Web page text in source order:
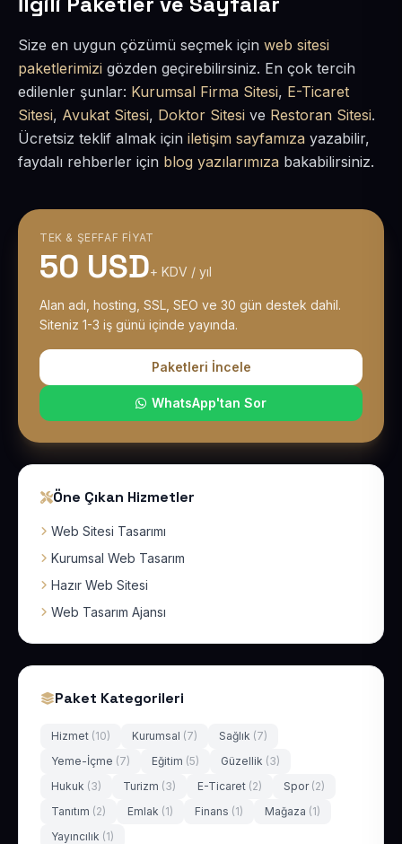
Size en uygun çözümü seçmek için web sitesi
paketlerimizi gözden geçirebilirsiniz. En çok tercih
edilenler şunlar: Kurumsal Firma Sitesi, E-Ticaret
Sitesi, Avukat Sitesi, Doktor Sitesi ve Restoran Sitesi.
Ücretsiz teklif almak için iletişim sayfamıza yazabilir,
faydalı rehberler için blog yazılarımıza bakabilirsiniz.
TEK & ŞEFFAF FIYAT
50 USD+ KDV / yıl
Alan adı, hosting, SSL, SEO ve 30 gün destek dahil.
Siteniz 1-3 iş günü içinde yayında.
Paketleri İncele
WhatsApp'tan Sor
Öne Çıkan Hizmetler
Web Sitesi Tasarımı
Kurumsal Web Tasarım
Hazır Web Sitesi
Web Tasarım Ajansı
Paket Kategorileri
Hizmet (10) Kurumsal (7) Sağlık (7)
Yeme-İçme (7) Eğitim (5) Güzellik (3)
Hukuk (3) Turizm (3) E-Ticaret (2) Spor (2)
Tanıtım (2) Emlak (1) Finans (1) Mağaza (1)
Yayıncılık (1)